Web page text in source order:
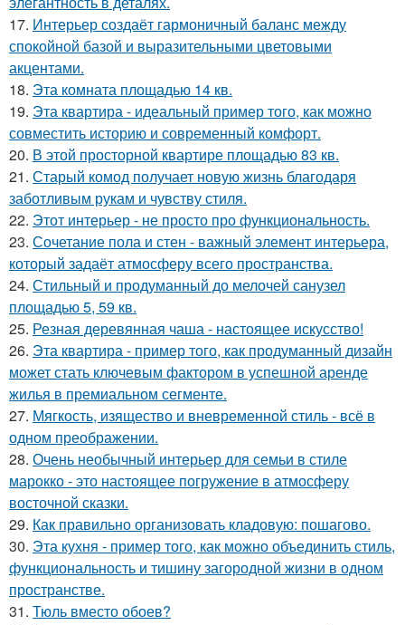
17. Интерьер создаёт гармоничный баланс между
спокойной базой и выразительными цветовыми
акцентами.
18. Эта комната площадью 14 кв.
19. Эта квартира - идеальный пример того, как можно
совместить историю и современный комфорт.
20. В этой просторной квартире площадью 83 кв.
21. Старый комод получает новую жизнь благодаря
заботливым рукам и чувству стиля.
22. Этот интерьер - не просто про функциональность.
23. Сочетание пола и стен - важный элемент интерьера,
который задаёт атмосферу всего пространства.
24. Стильный и продуманный до мелочей санузел
площадью 5, 59 кв.
25. Резная деревянная чаша - настоящее искусство!
26. Эта квартира - пример того, как продуманный дизайн
может стать ключевым фактором в успешной аренде
жилья в премиальном сегменте.
27. Мягкость, изящество и вневременной стиль - всё в
одном преображении.
28. Очень необычный интерьер для семьи в стиле
марокко - это настоящее погружение в атмосферу
восточной сказки.
29. Как правильно организовать кладовую: пошагово.
30. Эта кухня - пример того, как можно объединить стиль,
функциональность и тишину загородной жизни в одном
пространстве.
31. Тюль вместо обоев?